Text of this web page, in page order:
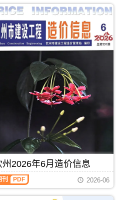
州2026年6月造价信息
刊 PDF 2026-06